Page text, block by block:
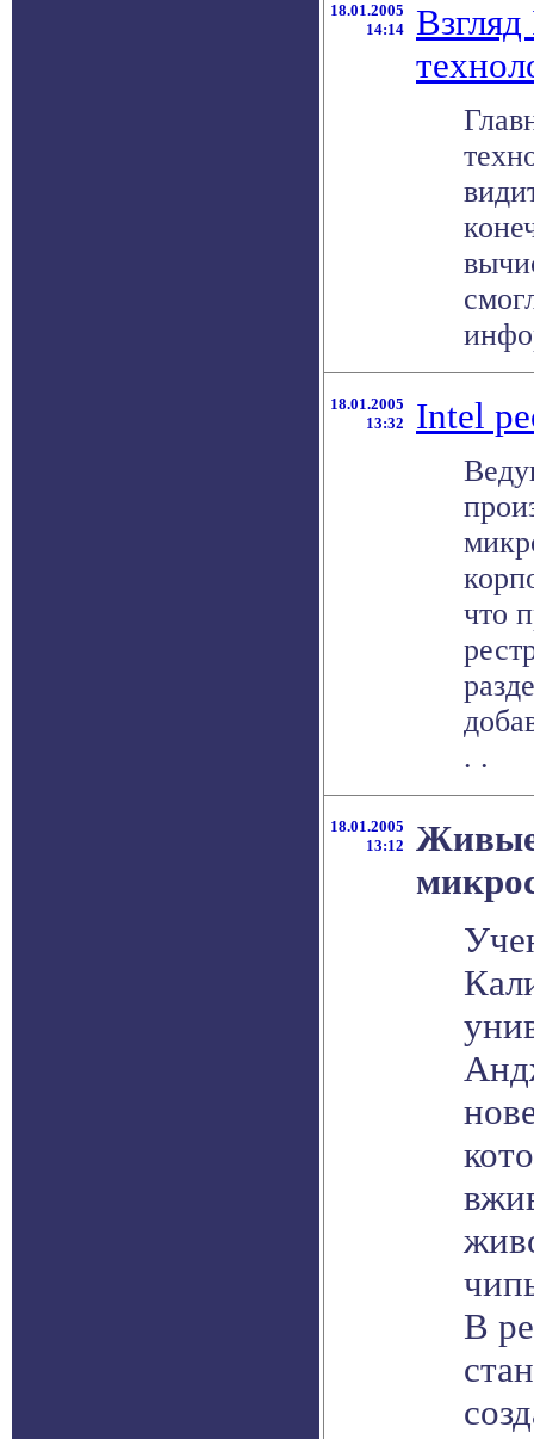
18.01.2005
14:14
18.01.2005
13:32
Intel
что
. .
18.01.2005
13:12
В